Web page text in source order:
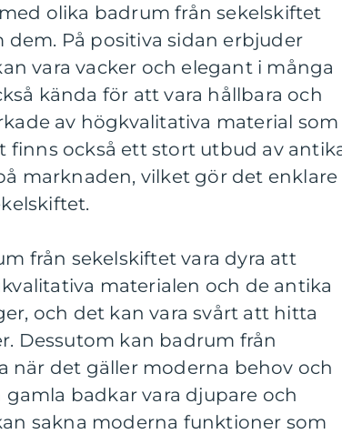
olika badrum från sekelskiftet
På positiva sidan erbjuder
vara vacker och elegant i många
kända för att vara hållbara och
av högkvalitativa material som
finns också ett stort utbud av
marknaden, vilket gör det enklare
från sekelskiftet vara dyra att
materialen och de antika
och det kan vara svårt att hitta
Dessutom kan badrum från
när det gäller moderna behov och
badkar vara djupare och
sakna moderna funktioner som